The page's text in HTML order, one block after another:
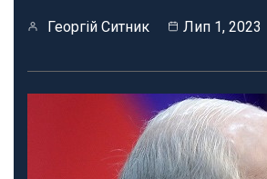
Георгій Ситник Лип 1, 2023